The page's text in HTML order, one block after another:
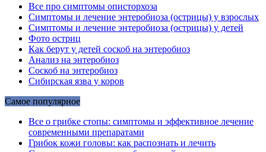
Все про симптомы описторхоза
Симптомы и лечение энтеробиоза (острицы) у взрослых
Симптомы и лечение энтеробиоза (острицы) у детей
Фото остриц
Как берут у детей соскоб на энтеробиоз
Анализ на энтеробиоз
Соскоб на энтеробиоз
Сибирская язва у коров
Самое популярное
Все о грибке стопы: симптомы и эффективное лечение
современными препаратами
Грибок кожи головы: как распознать и лечить